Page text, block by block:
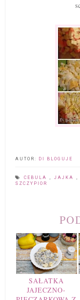
AUTOR: DI BLOGUJE
CEBULA , JAJKA ,
SZCZYPIOR
SAŁATKA
JAJECZNO-